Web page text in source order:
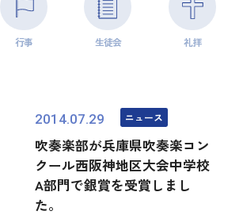
行事 生徒会 礼拝
2014.07.29 ニュース
吹奏楽部が兵庫県吹奏楽コン
クール西阪神地区大会中学校
A部門で銀賞を受賞しまし
た。